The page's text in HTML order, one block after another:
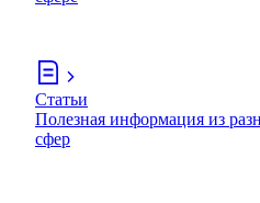
Статьи
Полезная информация из
сфер